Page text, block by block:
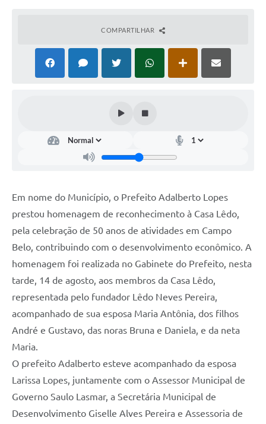
COMPARTILHAR
Em nome do Município, o Prefeito Adalberto Lopes
prestou homenagem de reconhecimento à Casa Lêdo,
pela celebração de 50 anos de atividades em Campo
Belo, contribuindo com o desenvolvimento econômico. A
homenagem foi realizada no Gabinete do Prefeito, nesta
tarde, 14 de agosto, aos membros da Casa Lêdo,
representada pelo fundador Lêdo Neves Pereira,
acompanhado de sua esposa Maria Antônia, dos filhos
André e Gustavo, das noras Bruna e Daniela, e da neta
Maria.
O prefeito Adalberto esteve acompanhado da esposa
Larissa Lopes, juntamente com o Assessor Municipal de
Governo Saulo Lasmar, a Secretária Municipal de
Desenvolvimento Giselle Alves Pereira e Assessoria de